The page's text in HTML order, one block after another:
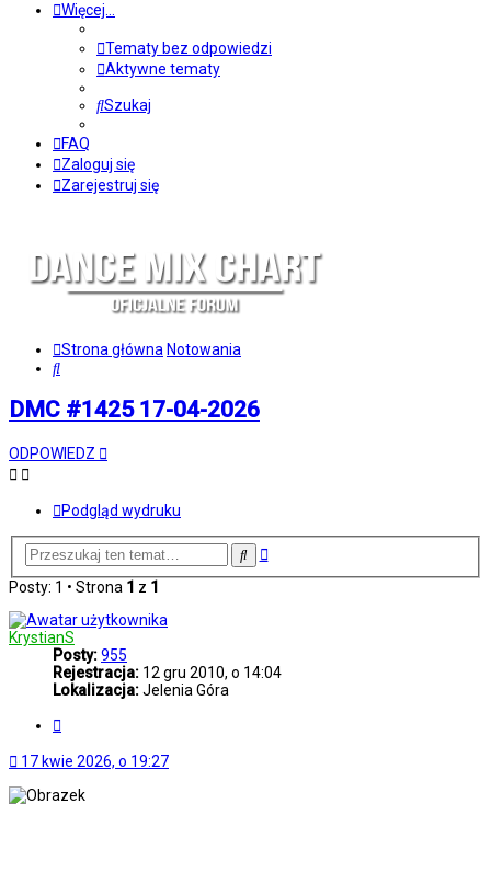
Więcej…
Tematy bez odpowiedzi
Aktywne tematy
Szukaj
FAQ
Zaloguj się
Zarejestruj się
Strona główna Notowania
Szukaj
DMC #1425 17-04-2026
ODPOWIEDZ
Podgląd wydruku
SzukajWyszukiwanie
Posty: 1 • Strona 1 z 1
KrystianS
Posty:955
Rejestracja: 12 gru 2010, o 14:04
Lokalizacja:Jelenia Góra
17 kwie 2026, o 19:27